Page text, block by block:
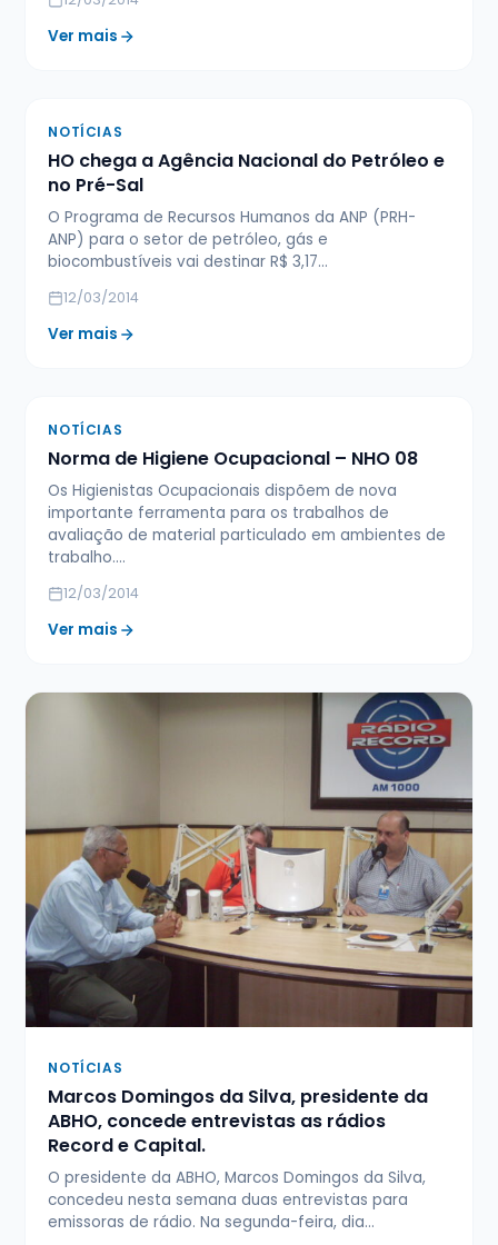
Ver mais
NOTÍCIAS
HO chega a Agência Nacional do Petróleo e
no Pré-Sal
O Programa de Recursos Humanos da ANP (PRH-
ANP) para o setor de petróleo, gás e
biocombustíveis vai destinar R$ 3,17…
12/03/2014
Ver mais
NOTÍCIAS
Norma de Higiene Ocupacional – NHO 08
Os Higienistas Ocupacionais dispõem de nova
importante ferramenta para os trabalhos de
avaliação de material particulado em ambientes de
trabalho.…
12/03/2014
Ver mais
NOTÍCIAS
Marcos Domingos da Silva, presidente da
ABHO, concede entrevistas as rádios
Record e Capital.
O presidente da ABHO, Marcos Domingos da Silva,
concedeu nesta semana duas entrevistas para
emissoras de rádio. Na segunda-feira, dia…